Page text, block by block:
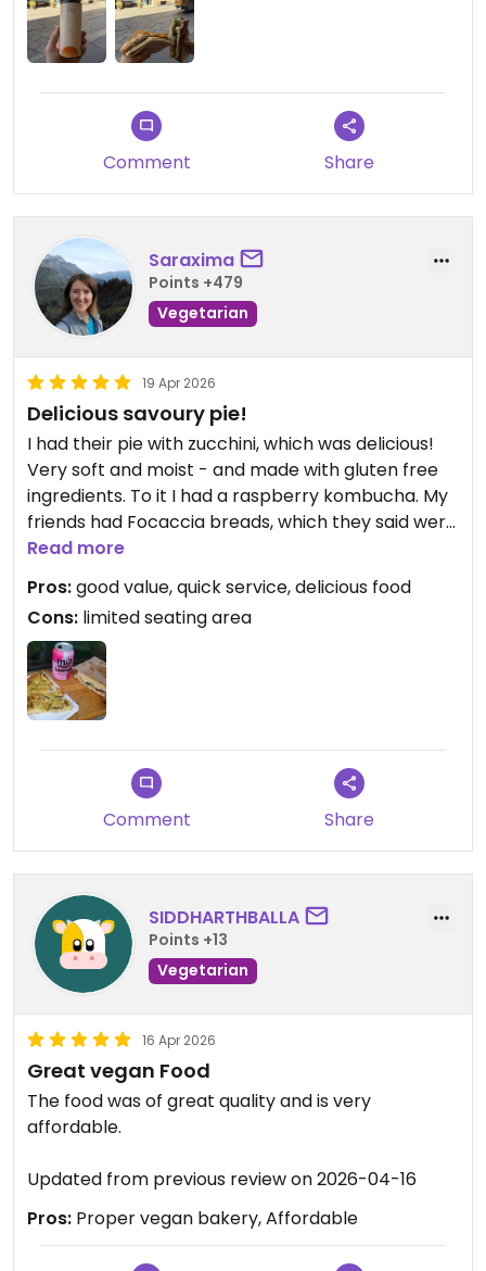
Comment Share
Saraxima
Points +479
Vegetarian
19 Apr 2026
Delicious savoury pie!
I had their pie with zucchini, which was delicious!
Very soft and moist - and made with gluten free
ingredients. To it I had a raspberry kombucha. My
friends had Focaccia breads, which they said were
very tasty.
The staff was very friendly and quick.
There are only some places to stand inside, and a
bench just outside - but a few blocks away there
is a park where you can sit and eat when the
Read more
Pros:good value, quick service, delicious food
Cons: limited seating area
Comment Share
SIDDHARTHBALLA
Points +13
Vegetarian
16 Apr 2026
Great vegan Food
The food was of great quality and is very
affordable.
Updated from previous review on 2026-04-16
Pros: Proper vegan bakery, Affordable